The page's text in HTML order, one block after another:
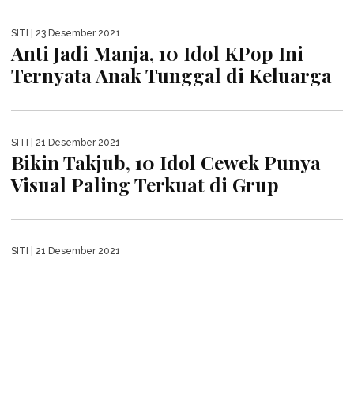
Wajahnya Gak Bosenin, 10 Idol KPop
Ini Dijuluki Good Looking